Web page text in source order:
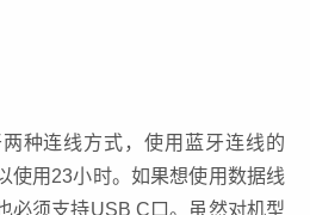
种连线方式，使用蓝牙连线的
使用23小时。如果想使用数据线
必须支持USB C口。虽然对机型